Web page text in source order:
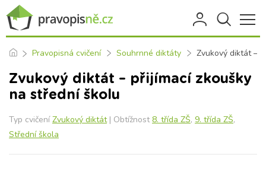
Pravopisná cvičení Souhrnné diktáty Zvukový diktát –
Zvukový diktát – přijímací zkoušky
na střední školu
Typ cvičeníZvukový diktát| Obtížnost8. třída ZŠ, 9. třída ZŠ,
Střední škola